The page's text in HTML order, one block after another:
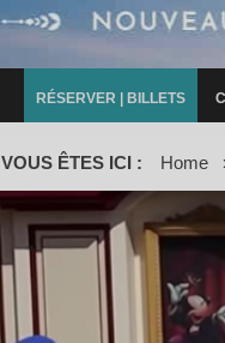
RÉSERVER | BILLETS
VOUS ÊTES ICI : Home